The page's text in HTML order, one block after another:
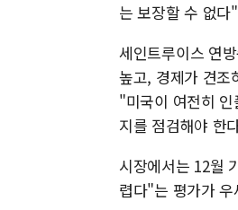
는 보장할 수 없
세인트루이스 연
높고, 경제가 견조
"미국이 여전히
지를 점검해야 한
시장에서는 12월
렵다"는 평가가 우